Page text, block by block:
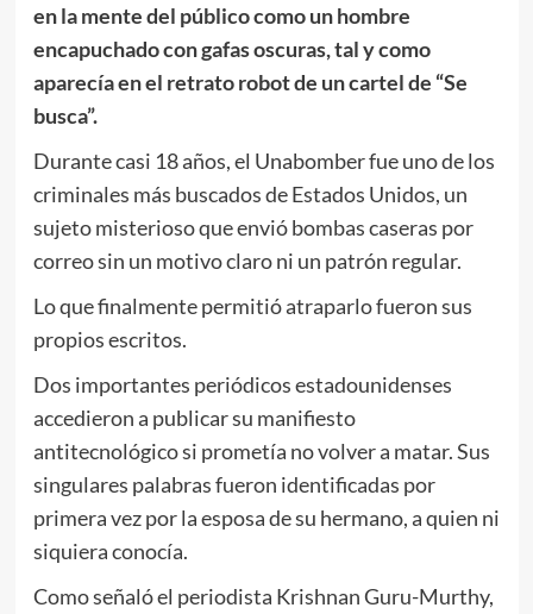
en la mente del público como un hombre
encapuchado con gafas oscuras, tal y como
aparecía en el retrato robot de un cartel de “Se
busca”.
Durante casi 18 años, el Unabomber fue uno de los
criminales más buscados de Estados Unidos, un
sujeto misterioso que envió bombas caseras por
correo sin un motivo claro ni un patrón regular.
Lo que finalmente permitió atraparlo fueron sus
propios escritos.
Dos importantes periódicos estadounidenses
accedieron a publicar su manifiesto
antitecnológico si prometía no volver a matar. Sus
singulares palabras fueron identificadas por
primera vez por la esposa de su hermano, a quien ni
siquiera conocía.
Como señaló el periodista Krishnan Guru-Murthy,